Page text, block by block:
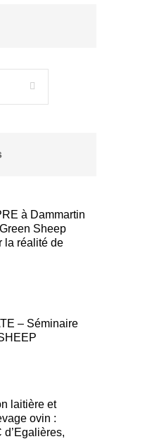
à Dammartin
Sheep
la réalité de
– Séminaire
laitière et
ovin :
d’Egalières,